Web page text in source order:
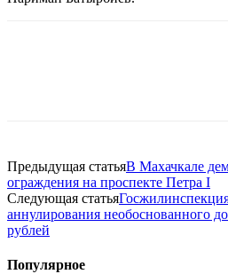
Предыдущая статьяВ Махачкале
ограждения на проспекте Петра I
Следующая статья
аннулирования необоснованного
рублей
Популярное